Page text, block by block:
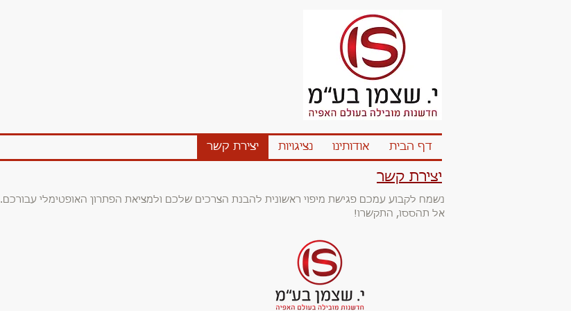
יצירת קשר נציגויות אודותינו דף הבית
יצירת קשר
נשמח לקבוע עמכם פגישת מיפוי ראשונית להבנת הצרכים שלכם ולמציאת הפתרון האופטימלי עבורכם.
אל תהססו, התקשרו!